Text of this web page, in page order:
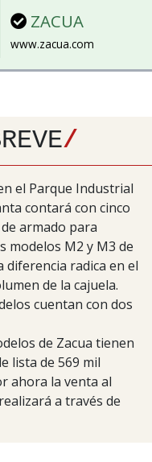
ZACUA
www.zacua.com
/
el Parque Industrial
contará con cinco
armado para
modelos M2 y M3 de
diferencia radica en el
de la cajuela.
cuentan con dos
de Zacua tienen
lista de 569 mil
ahora la venta al
a través de